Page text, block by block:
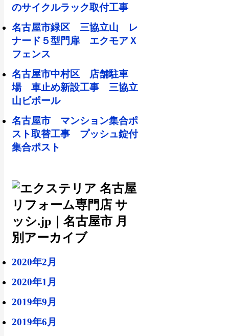
のサイクルラック取付工事
名古屋市緑区 三協立山 レ
ナード５型門扉 エクモアＸ
フェンス
名古屋市中村区 店舗駐車
場 車止め新設工事 三協立
山ビポール
名古屋市 マンション集合ポ
スト取替工事 プッシュ錠付
集合ポスト
2020年2月
2020年1月
2019年9月
2019年6月